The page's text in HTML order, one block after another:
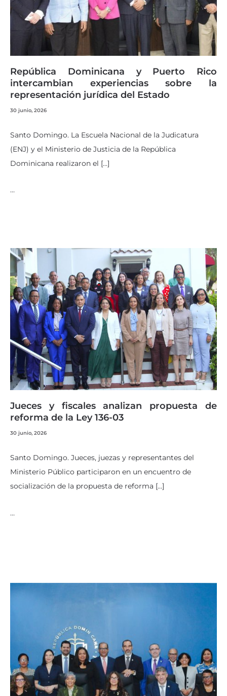
República Dominicana y Puerto Rico
intercambian experiencias sobre la
representación jurídica del Estado
30 junio, 2026
Santo Domingo. La Escuela Nacional de la Judicatura
(ENJ) y el Ministerio de Justicia de la República
Dominicana realizaron el […]
…
Jueces y fiscales analizan propuesta de
reforma de la Ley 136-03
30 junio, 2026
Santo Domingo. Jueces, juezas y representantes del
Ministerio Público participaron en un encuentro de
socialización de la propuesta de reforma […]
…